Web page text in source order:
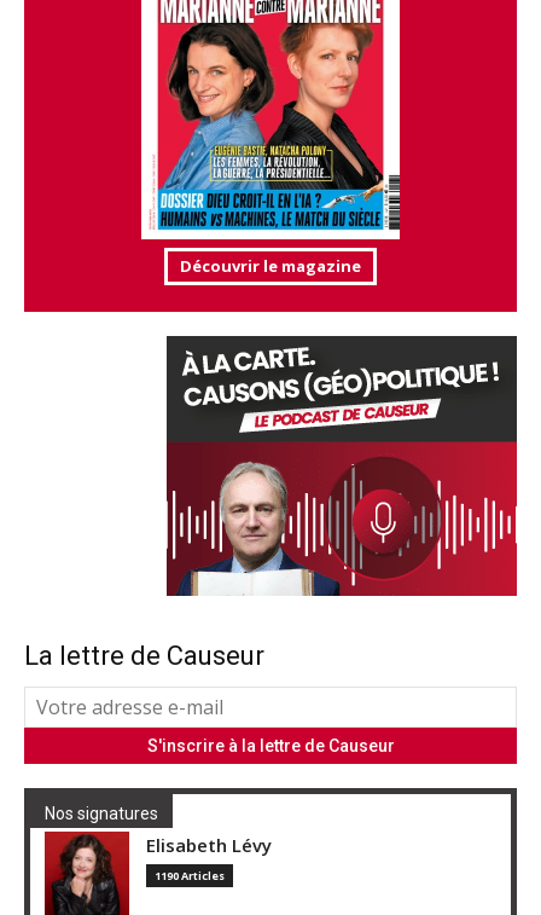
Découvrir le magazine
La lettre de Causeur
Nos signatures
Elisabeth Lévy
1190 Articles